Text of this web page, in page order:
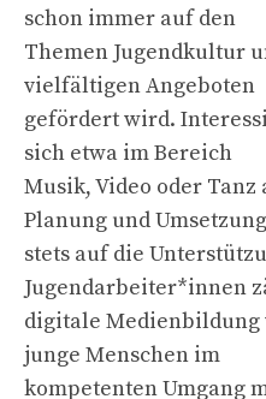
schon immer auf den
Themen Jugendkultur
vielfältigen Angeboten
gefördert wird.
sich etwa im Bereich
Musik, Video oder
Planung und Umsetzung
stets auf die
Jugendarbeiter*innen
digitale Medienbildung
junge Menschen im
kompetenten Umgang